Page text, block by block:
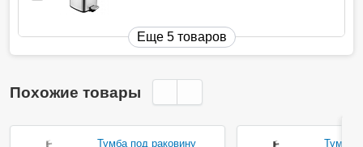
Еще 5 товаров
Похожие товары
Тумба под раковину
Тумба